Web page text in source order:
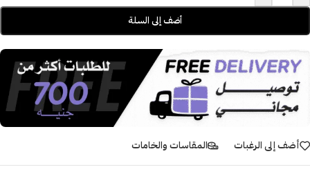
أضف إلى السلة
أضف إلى الرغبات المقاسات والخامات